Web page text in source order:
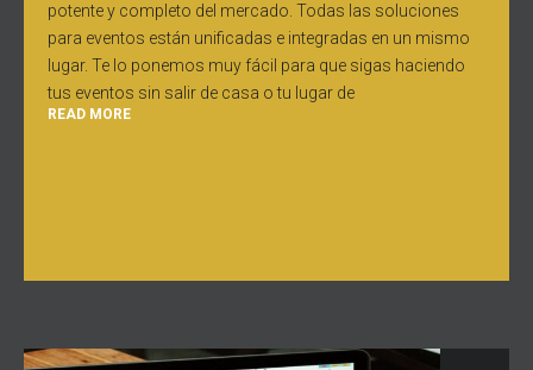
potente y completo del mercado. Todas las soluciones
para eventos están unificadas e integradas en un mismo
lugar. Te lo ponemos muy fácil para que sigas haciendo
tus eventos sin salir de casa o tu lugar de
READ MORE